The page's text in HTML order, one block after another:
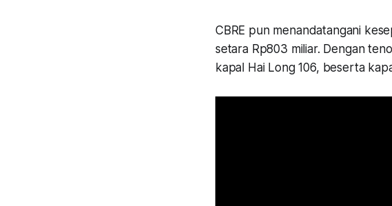
CBRE pun menandatangani
setara Rp803 miliar. Dengan
kapal Hai Long 106, beserta